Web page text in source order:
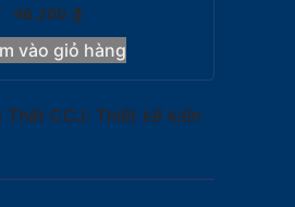
46.200 ₫
vào giỏ hàng
CCJ: Thiết kế kiến